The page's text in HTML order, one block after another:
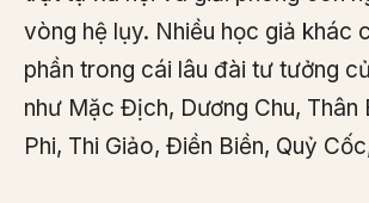
vòng hệ lụy. Nhiều học giả khác
phần trong cái lâu đài tư tưởng
như Mặc Địch, Dương Chu, Thân
Phi, Thi Giảo, Điền Biền, Quỷ